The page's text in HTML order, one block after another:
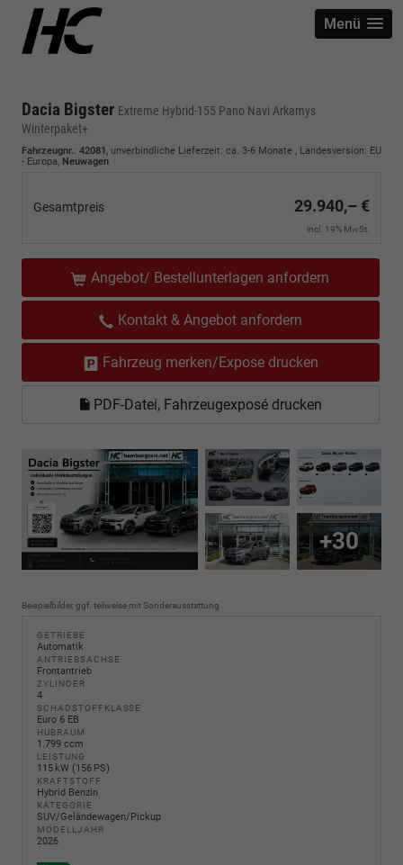
Menü
Dacia Bigster Extreme Hybrid-155 Pano Navi Arkamys
Winterpaket+
Fahrzeugnr.: 42081 , unverbindliche Lieferzeit: ca. 3-6 Monate , Landesversion: EU
- Europa, Neuwagen
Gesamtpreis 29.940,– €
incl. 19% MwSt.
Angebot/ Bestellunterlagen anfordern
Kontakt & Angebot anfordern
Fahrzeug merken/Expose drucken
PDF-Datei, Fahrzeugexposé drucken
+30
Beispielbilder, ggf. teilweise mit Sonderausstattung
GETRIEBE
Automatik
ANTRIEBSACHSE
Frontantrieb
ZYLINDER
4
SCHADSTOFFKLASSE
Euro 6 EB
HUBRAUM
1.799 ccm
LEISTUNG
115 kW (156 PS)
KRAFTSTOFF
Hybrid Benzin
KATEGORIE
SUV/Geländewagen/Pickup
MODELLJAHR
2026